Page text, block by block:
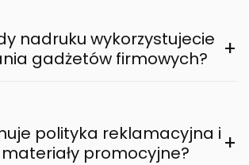
nadruku wykorzystujecie
gadżetów firmowych?
+
polityka reklamacyjna i
promocyjne?
+